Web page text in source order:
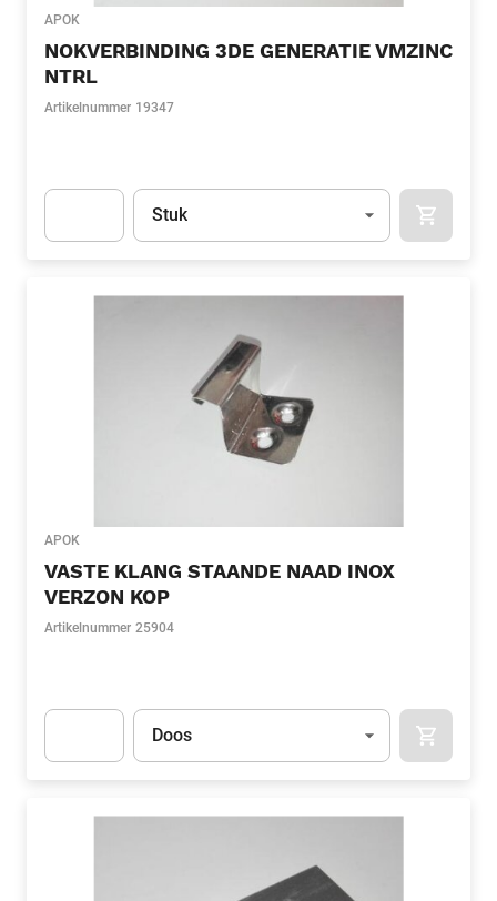
APOK
NOKVERBINDING 3DE GENERATIE VMZINC
NTRL
Artikelnummer 19347
Eenheid
Stuk
APOK
VASTE KLANG STAANDE NAAD INOX
VERZON KOP
Artikelnummer 25904
Eenheid
Doos